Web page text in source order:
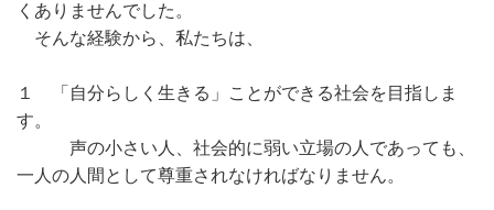
くありませんでした。
そんな経験から、私たちは、
１ 「自分らしく生きる」ことができる社会を目指しま
す。
声の小さい人、社会的に弱い立場の人であっても、
一人の人間として尊重されなければなりません。